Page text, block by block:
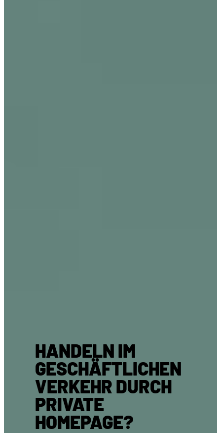
HANDELN IM
GESCHÄFTLICHEN
VERKEHR DURCH
PRIVATE
HOMEPAGE?